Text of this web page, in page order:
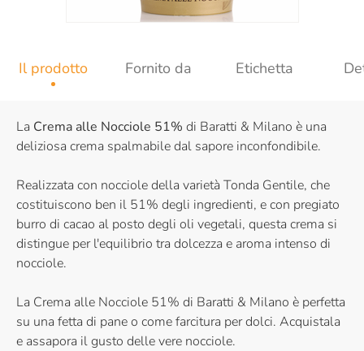
Il prodotto Fornito da Etichetta
La Crema alle Nocciole 51% di Baratti & Milano è una
deliziosa crema spalmabile dal sapore inconfondibile.
Realizzata con nocciole della varietà Tonda Gentile, che
costituiscono ben il 51% degli ingredienti, e con pregiato
burro di cacao al posto degli oli vegetali, questa crema si
distingue per l'equilibrio tra dolcezza e aroma intenso di
nocciole.
La Crema alle Nocciole 51% di Baratti & Milano è perfetta
su una fetta di pane o come farcitura per dolci. Acquistala
e assapora il gusto delle vere nocciole.